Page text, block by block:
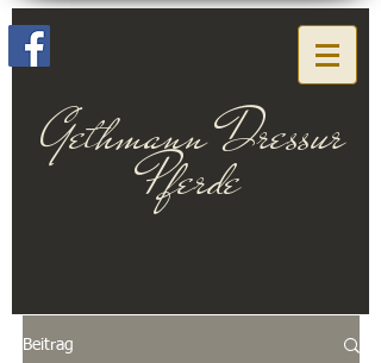
Gethmann Dressur
Pferde
Beitrag